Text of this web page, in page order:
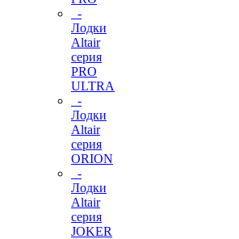
-
Лодки
Altair
серия
PRO
ULTRA
-
Лодки
Altair
серия
ORION
-
Лодки
Altair
серия
JOKER